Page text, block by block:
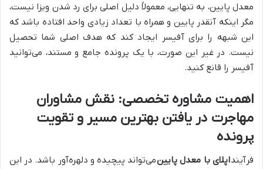
معدل پایین، به تنهایی، معمولاً دلیل اصلی برای رد شدن ویزا نیست،
مگر اینکه آنقدر پایین و همراه با تعداد زیادی واحد افتاده باشد که
این شبهه را برای آفیسر ایجاد کند که هدف اصلی شما تحصیل
نیست. در غیر این صورت، با یک پرونده جامع و مستند، می‌توانید
آفیسر را قانع کنید.
اهمیت مشاوره تخصصی: نقش مشاوران
مهاجرت در یافتن بهترین مسیر و تقویت
پرونده
فرآینداپلای با معدل پایینمی‌تواند پیچیده و دلهره‌آور باشد. در این